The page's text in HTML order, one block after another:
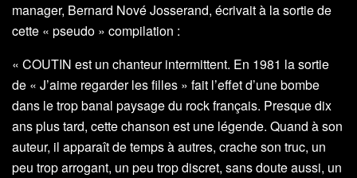
manager, Bernard Nové Josserand, écrivait à la sortie de
cette « pseudo » compilation :
« COUTIN est un chanteur intermittent. En 1981 la sortie
de « J’aime regarder les filles » fait l’effet d’une bombe
dans le trop banal paysage du rock français. Presque dix
ans plus tard, cette chanson est une légende. Quand à son
auteur, il apparaît de temps à autres, crache son truc, un
peu trop arrogant, un peu trop discret, sans doute aussi, un